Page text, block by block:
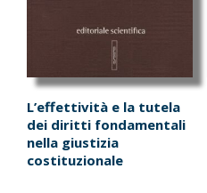
L’effettività e la tutela
dei diritti fondamentali
nella giustizia
costituzionale